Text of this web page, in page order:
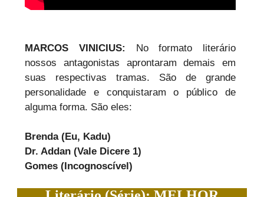
MARCOS VINICIUS: No formato literário
nossos antagonistas aprontaram demais em
suas respectivas tramas. São de grande
personalidade e conquistaram o público de
alguma forma. São eles:
Brenda (Eu, Kadu)
Dr. Addan (Vale Dicere 1)
Gomes (Incognoscível)